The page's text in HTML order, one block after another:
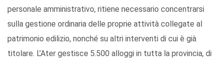
personale amministrativo, ritiene necessario concentrarsi
sulla gestione ordinaria delle proprie attività collegate al
patrimonio edilizio, nonché su altri interventi di cui è già
titolare. L’Ater gestisce 5.500 alloggi in tutta la provincia, di